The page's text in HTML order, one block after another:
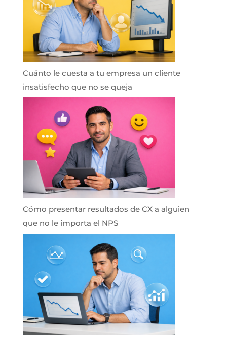
Cuánto le cuesta a tu empresa un cliente
insatisfecho que no se queja
Cómo presentar resultados de CX a alguien
que no le importa el NPS